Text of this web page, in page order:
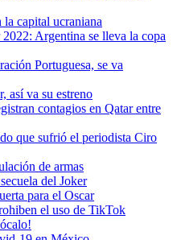
la capital ucraniana
Argentina se lleva la copa
Portuguesa, se va
así va su estreno
contagios en Qatar entre
que sufrió el periodista Ciro
de armas
del Joker
para el Oscar
el uso de TikTok